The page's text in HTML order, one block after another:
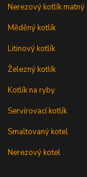
Nerezový kotlík matný
Měděný kotlík
Litinový kotlík
Železný kotlík
Kotlík na ryby
Servírovací kotlík
Smaltovaný kotel
Nerezový kotel